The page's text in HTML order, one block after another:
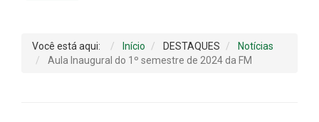
Você está aqui: Início DESTAQUES
Notícias
Aula Inaugural do 1º semestre de 2024 da FM